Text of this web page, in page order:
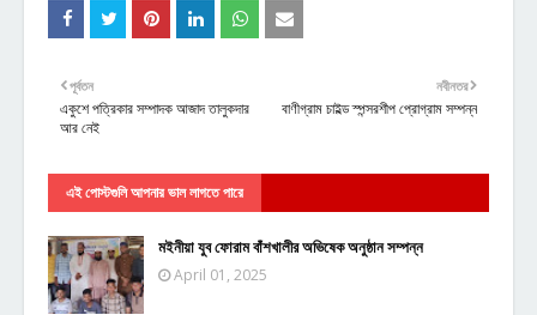
নবীনতর
বাণীগ্রাম চাইল্ড স্পন্সরশীপ প্রোগ্রাম সম্পন্ন
পূর্বতন
একুশে পত্রিকার সম্পাদক আজাদ তালুকদার
আর নেই
এই পোস্টগুলি আপনার ভাল লাগতে পারে
মইনীয়া যুব ফোরাম বাঁশখালীর অভিষেক অনুষ্ঠান সম্পন্ন
April 01, 2025